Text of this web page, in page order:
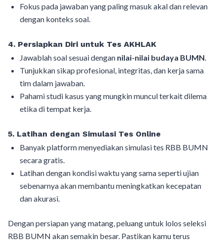
Fokus pada jawaban yang paling masuk akal dan relevan
dengan konteks soal.
4. Persiapkan Diri untuk Tes AKHLAK
Jawablah soal sesuai dengan nilai-nilai budaya BUMN.
Tunjukkan sikap profesional, integritas, dan kerja sama
tim dalam jawaban.
Pahami studi kasus yang mungkin muncul terkait dilema
etika di tempat kerja.
5. Latihan dengan Simulasi Tes Online
Banyak platform menyediakan simulasi tes RBB BUMN
secara gratis.
Latihan dengan kondisi waktu yang sama seperti ujian
sebenarnya akan membantu meningkatkan kecepatan
dan akurasi.
Dengan persiapan yang matang, peluang untuk lolos seleksi
RBB BUMN akan semakin besar. Pastikan kamu terus